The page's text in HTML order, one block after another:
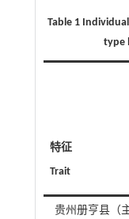
Table 1
type
特征
Trait
贵州册亨县（